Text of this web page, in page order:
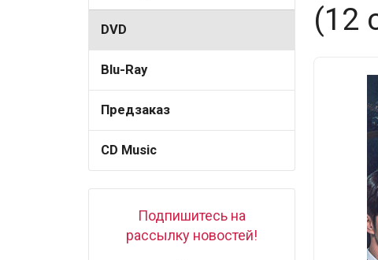
DVD
Blu-Ray
Предзаказ
CD Music
Подпишитесь на
рассылку новостей!
(12